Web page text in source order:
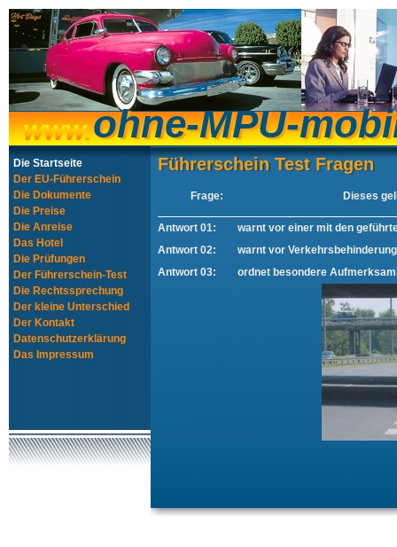
ohne-MPU-
ohne-MPU-
Die Startseite
Der EU-Führerschein
Die Dokumente
Die Preise
Die Anreise
Das Hotel
Die Prüfungen
Der Führerschein-Test
Die Rechtssprechung
Der kleine Unterschied
Der Kontakt
Datenschutzerklärung
Das Impressum
Führerschein Test Fragen
Führerschein Test Fragen
Frage: Dieses
Antwort 01:
warnt vor einer mit den
Antwort 02:
warnt vor
Antwort 03:
ordnet besondere